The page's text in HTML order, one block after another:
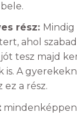
rész:
ahol
tesz majd
is. A
ez a rész.